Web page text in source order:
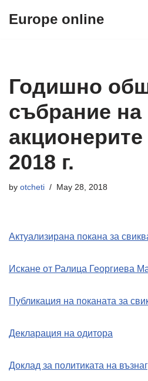
Europe online
Годишно
събрание на
2018 г.
by otcheti May 28, 2018
Актуализирана покана за
Искане от Ралица Георгиева
Публикация на поканата за
Декларация на одитора
Доклад за политиката на